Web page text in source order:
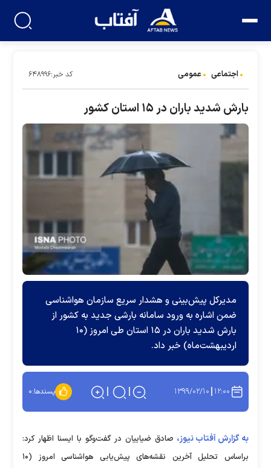
اجتماعی عمومی کد خبر:۶۴۸۹۹۶
بارش شدید باران در ۱۵ استان کشور
مدیرکل پیش‌بینی و هشدار سریع سازمان هواشناسی
ضمن اشاره به ورود سامانه بارشی جدید به کشور از
بارش شدید باران در ۱۵ استان طی امروز (۱۰
اردیبهشت‌ماه) خبر داد.
۱۲:۰۰ ۱۳۹۹/۰۲/۱۰ پسندها:۰
به گزارش آفتاب نیوز، صادق ضیاییان در گفت‌وگو با ایسنا اظهار کرد:
براساس تحلیل آخرین نقشه‌های پیش‌یابی هواشناسی امروز (۱۰